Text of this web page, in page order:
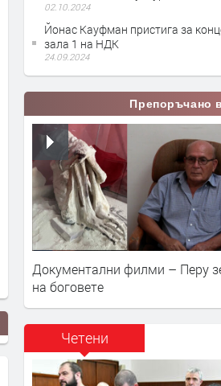
02.10.2024
Йонас Кауфман пристига за
зала 1 на НДК
24.09.2024
Препоръчано
Документални филми – Перу
на боговете
Четени